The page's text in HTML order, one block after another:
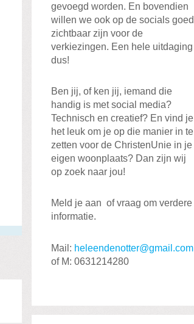
gevoegd worden. En bovendien
willen we ook op de socials goed
zichtbaar zijn voor de
verkiezingen. Een hele uitdaging
dus!
Ben jij, of ken jij, iemand die
handig is met social media?
Technisch en creatief? En vind je
het leuk om je op die manier in te
zetten voor de ChristenUnie in je
eigen woonplaats? Dan zijn wij
op zoek naar jou!
Meld je aan of vraag om verdere
informatie.
Mail: heleendenotter@gmail.com
of M: 0631214280